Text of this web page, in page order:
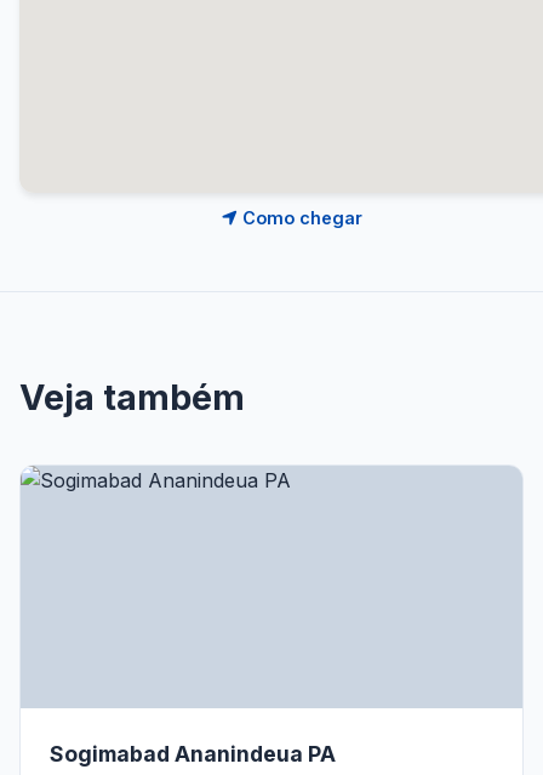
Como chegar
Veja também
Sogimabad Ananindeua PA